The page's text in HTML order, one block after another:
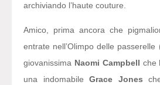
archiviando l’haute couture.
Amico, prima ancora che
entrate nell’Olimpo delle
giovanissima Naomi Campbell che
una indomabileGrace Jones